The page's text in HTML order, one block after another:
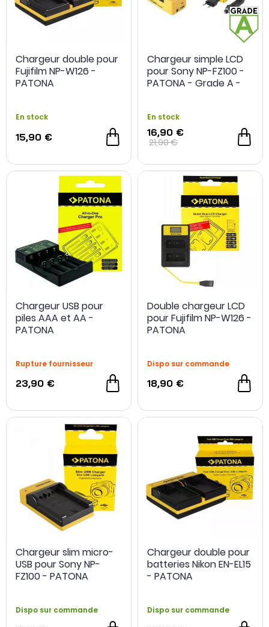
Chargeur double pour
Fujifilm NP-W126 -
PATONA
En stock
15,90 €
Chargeur simple LCD
pour Sony NP-FZ100 -
PATONA - Grade A -
En stock
16,90 €
21,90 €
Chargeur USB pour
piles AAA et AA -
PATONA
Rupture fournisseur
23,90 €
Double chargeur LCD
pour Fujifilm NP-W126 -
PATONA
Dispo sur commande
18,90 €
Chargeur slim micro-
USB pour Sony NP-
FZ100 - PATONA
Dispo sur commande
Chargeur double pour
batteries Nikon EN-EL15
- PATONA
Dispo sur commande